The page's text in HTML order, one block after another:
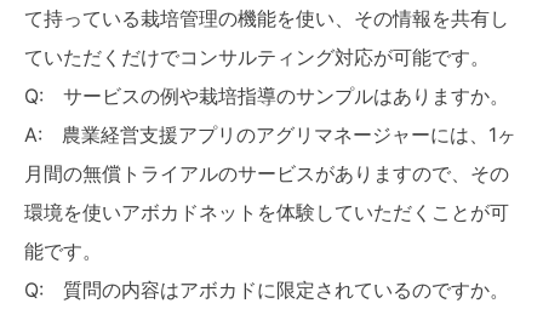
て持っている栽培管理の機能を使い、その情報を共有し
ていただくだけでコンサルティング対応が可能です。
Q: サービスの例や栽培指導のサンプルはありますか。
A: 農業経営支援アプリのアグリマネージャーには、1ヶ
月間の無償トライアルのサービスがありますので、その
環境を使いアボカドネットを体験していただくことが可
能です。
Q: 質問の内容はアボカドに限定されているのですか。